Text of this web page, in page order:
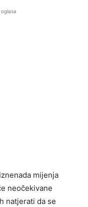
mijenja
neočekivane
natjerati da se